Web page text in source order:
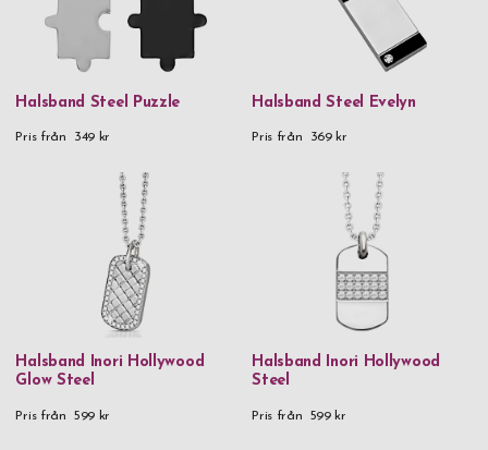
Halsband Steel Puzzle
Pris från 349 kr
Halsband Steel Evelyn
Pris från 369 kr
Halsband Inori Hollywood
Glow Steel
Pris från 599 kr
Halsband Inori Hollywood
Steel
Pris från 599 kr